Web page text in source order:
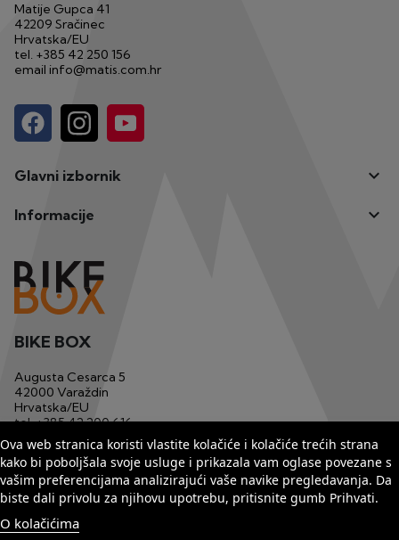
Matije Gupca 41
42209 Sračinec
Hrvatska/EU
tel. +385 42 250 156
email info@matis.com.hr
Glavni izbornik 
Informacije 
Ova web stranica koristi vlastite kolačiće i kolačiće trećih strana
kako bi poboljšala svoje usluge i prikazala vam oglase povezane s
vašim preferencijama analizirajući vaše navike pregledavanja. Da
biste dali privolu za njihovu upotrebu, pritisnite gumb Prihvati.
O kolačićima
BIKE BOX
Augusta Cesarca 5
42000 Varaždin
Hrvatska/EU
tel.+385 42 200 616
mob. +385 91 1233 629
emailbikebox1@matis.com.hr